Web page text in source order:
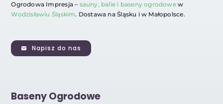
Ogrodowa Impresja – sauny, balie i baseny ogrodowew
Wodzisławiu Śląskim. Dostawa na Śląsku i w Małopolsce.
Napisz do nas
Baseny Ogrodowe